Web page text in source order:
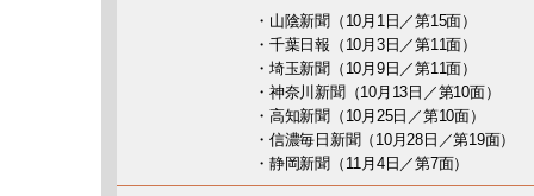
・山陰新聞（10月1日／第15面）
・千葉日報（10月3日／第11面）
・埼玉新聞（10月9日／第11面）
・神奈川新聞（10月13日／第10面）
・高知新聞（10月25日／第10面）
・信濃毎日新聞（10月28日／第19面）
・静岡新聞（11月4日／第7面）